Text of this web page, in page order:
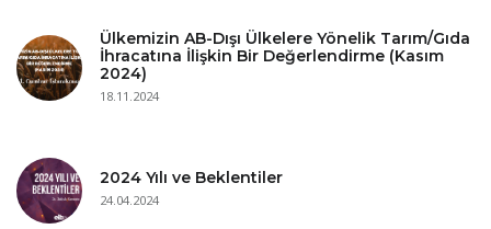
Ülkemizin AB-Dışı Ülkelere Yönelik Tarım/Gıda
İhracatına İlişkin Bir Değerlendirme (Kasım
2024)
18.11.2024
2024 Yılı ve Beklentiler
24.04.2024